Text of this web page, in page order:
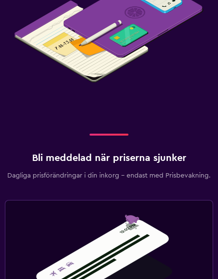
Bli meddelad när priserna sjunker
Dagliga prisförändringar i din inkorg – endast med Prisbevakning.